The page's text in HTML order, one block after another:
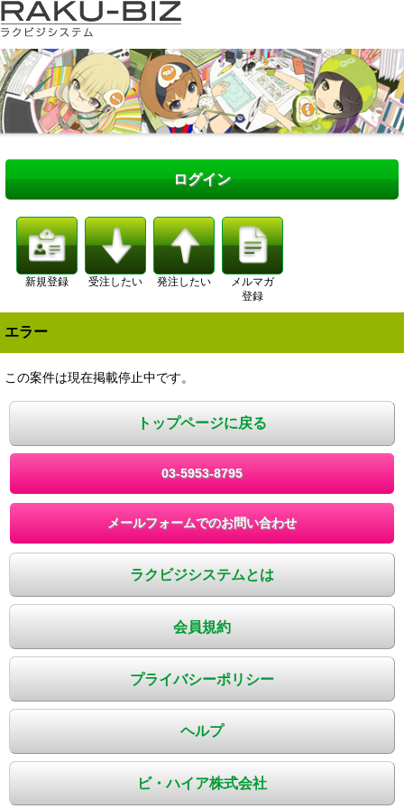
ログイン
新規登録 受注したい 発注したい
メルマガ
登録
エラー
この案件は現在掲載停止中です。
トップページに戻る
03-5953-8795
メールフォームでのお問い合わせ
ラクビジシステムとは
会員規約
プライバシーポリシー
ヘルプ
ビ・ハイア株式会社